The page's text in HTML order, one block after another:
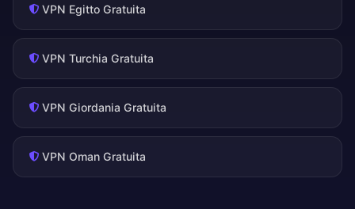
VPN Egitto Gratuita
VPN Turchia Gratuita
VPN Giordania Gratuita
VPN Oman Gratuita